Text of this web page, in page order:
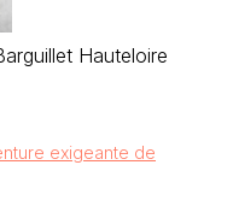
Hauteloire
exigeante de